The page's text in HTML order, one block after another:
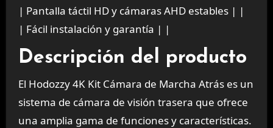
| Pantalla táctil HD y cámaras AHD estables | |
| Fácil instalación y garantía | |
Descripción del producto
El Hodozzy 4K Kit Cámara de Marcha Atrás es un
sistema de cámara de visión trasera que ofrece
una amplia gama de funciones y características.